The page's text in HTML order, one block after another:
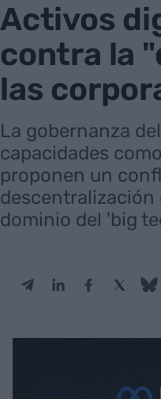
Activos
contra la
las
La gobernanza
capacidades
proponen un
descentralización
dominio del 'big